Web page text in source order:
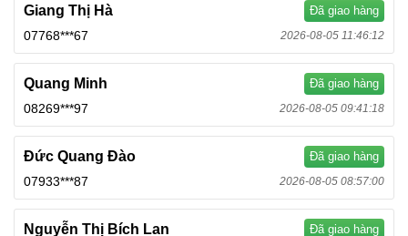
Giang Thị Hà Đã giao hàng
07768***67 2026-08-05 11:46:12
Quang Minh Đã giao hàng
08269***97 2026-08-05 09:41:18
Đức Quang Đào Đã giao hàng
07933***87 2026-08-05 08:57:00
Nguyễn Thị Bích Lan Đã giao hàng